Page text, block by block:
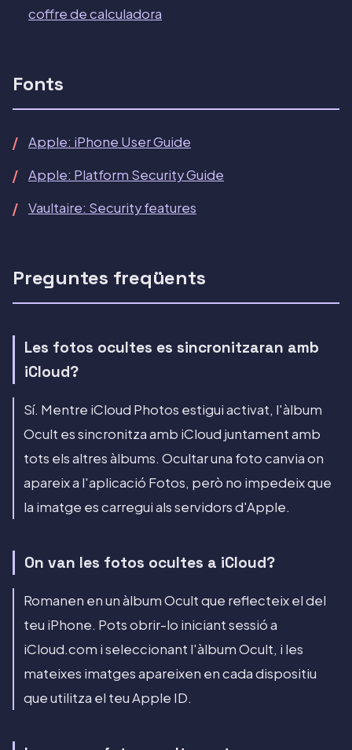
coffre de calculadora
Fonts
Apple: iPhone User Guide
Apple: Platform Security Guide
Vaultaire: Security features
Preguntes freqüents
Les fotos ocultes es sincronitzaran amb
iCloud?
Sí. Mentre iCloud Photos estigui activat, l'àlbum
Ocult es sincronitza amb iCloud juntament amb
tots els altres àlbums. Ocultar una foto canvia on
apareix a l'aplicació Fotos, però no impedeix que
la imatge es carregui als servidors d'Apple.
On van les fotos ocultes a iCloud?
Romanen en un àlbum Ocult que reflecteix el del
teu iPhone. Pots obrir-lo iniciant sessió a
iCloud.com i seleccionant l'àlbum Ocult, i les
mateixes imatges apareixen en cada dispositiu
que utilitza el teu Apple ID.